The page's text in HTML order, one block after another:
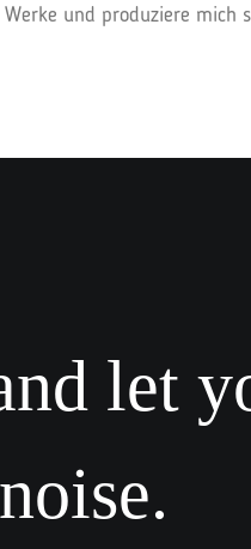
und produziere mich
let
noise.